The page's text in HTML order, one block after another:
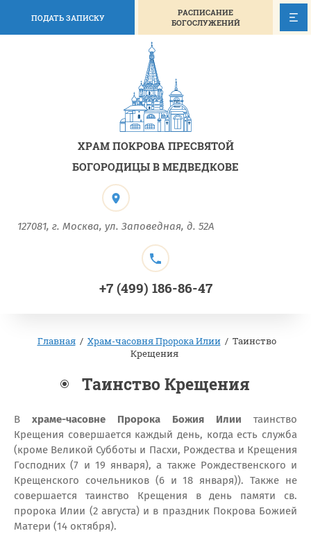
ПОДАТЬ ЗАПИСКУ
РАСПИСАНИЕ
БОГОСЛУЖЕНИЙ
ХРАМ ПОКРОВА ПРЕСВЯТОЙ
БОГОРОДИЦЫ В МЕДВЕДКОВЕ
+7 (499) 186-86-47
127081, г. Москва, ул. Заповедная, д. 52А
Главная / Храм-часовня Пророка Илии / Таинство
Крещения
Таинство Крещения
В храме-часовне Пророка Божия Илии таинство
Крещения совершается каждый день, когда есть служба
(кроме Великой Субботы и Пасхи, Рождества и Крещения
Господних (7 и 19 января), а также Рождественского и
Крещенского сочельников (6 и 18 января)). Также не
совершается таинство Крещения в день памяти св.
пророка Илии (2 августа) и в праздник Покрова Божией
Матери (14 октября).